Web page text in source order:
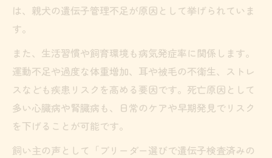
は、親犬の遺伝子管理不足が原因として挙げられていま
す。
また、生活習慣や飼育環境も病気発症率に関係します。
運動不足や過度な体重増加、耳や被毛の不衛生、ストレ
スなども疾患リスクを高める要因です。死亡原因として
多い心臓病や腎臓病も、日常のケアや早期発見でリスク
を下げることが可能です。
飼い主の声として「ブリーダー選びで遺伝子検査済みの